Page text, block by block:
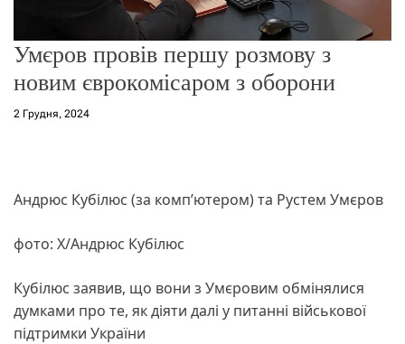
Умєров провів першу розмову з
новим єврокомісаром з оборони
2 Грудня, 2024
Андрюс Кубілюс (за комп’ютером) та Рустем Умєров
фото: X/Андрюс Кубілюс
Кубілюс заявив, що вони з Умєровим обмінялися
думками про те, як діяти далі у питанні військової
підтримки України